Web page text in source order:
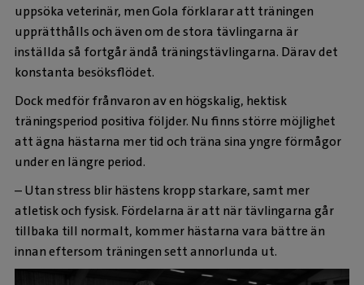
uppsöka veterinär, men Gola förklarar att träningen
upprätthålls och även om de stora tävlingarna är
inställda så fortgår ändå träningstävlingarna. Därav det
konstanta besöksflödet.
Dock medför frånvaron av en högskalig, hektisk
träningsperiod positiva följder. Nu finns större möjlighet
att ägna hästarna mer tid och träna sina yngre förmågor
under en längre period.
– Utan stress blir hästens kropp starkare, samt mer
atletisk och fysisk. Fördelarna är att när tävlingarna går
tillbaka till normalt, kommer hästarna vara bättre än
innan eftersom träningen sett annorlunda ut.